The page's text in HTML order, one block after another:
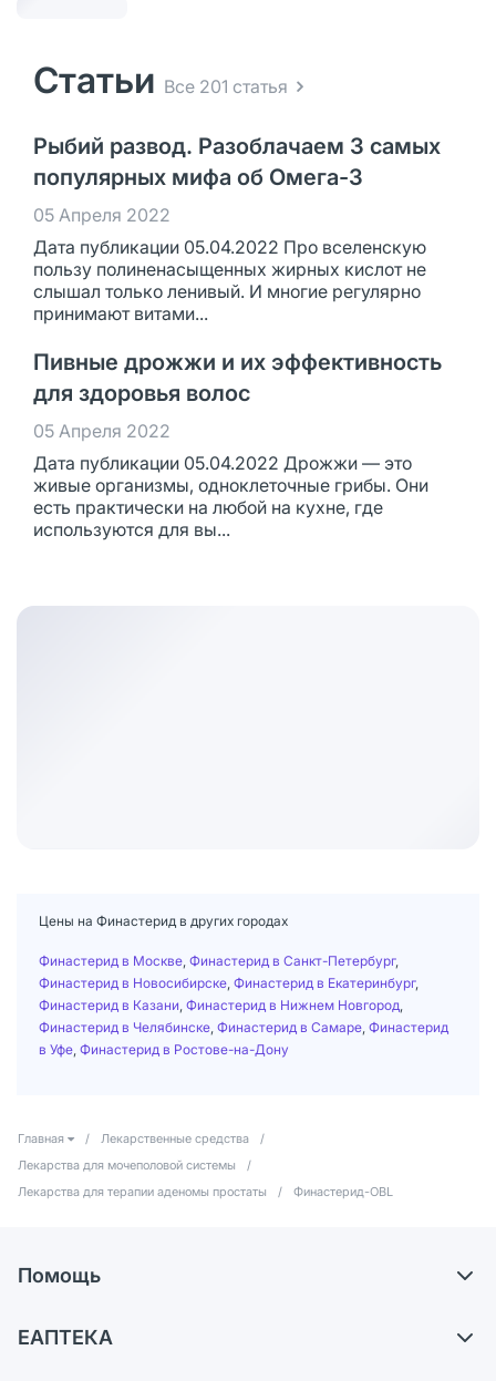
Статьи Все 201 статья
Рыбий развод. Разоблачаем 3 самых
популярных мифа об Омега-3
05 Апреля 2022
Дата публикации 05.04.2022 Про вселенскую
пользу полиненасыщенных жирных кислот не
слышал только ленивый. И многие регулярно
принимают витами...
Пивные дрожжи и их эффективность
для здоровья волос
05 Апреля 2022
Дата публикации 05.04.2022 Дрожжи — это
живые организмы, одноклеточные грибы. Они
есть практически на любой на кухне, где
используются для вы...
Цены на Финастерид в других городах
Финастерид в Москве Финастерид в Санкт-Петербург,
Финастерид в Новосибирске Финастерид в Екатеринбург,
Финастерид в Казани Финастерид в Нижнем Новгород
Финастерид в Челябинске Финастерид в Самаре Финастерид
в Уфе Финастерид в Ростове-на-Дону
Главная / Лекарственные средства
/
Лекарства для мочеполовой системы
/
Лекарства для терапии аденомы простаты
/ Финастерид-OBL
Помощь
Обмен и возврат
ЕАПТЕКА